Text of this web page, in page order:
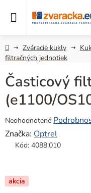
DomovZváracie kukly
filtračných jednotiek
Časticový
(e1100/
Priemerné
hodnotenie
produktu
z
5
Neohodnotené
Značka: Optrel
Kód: 4088.010
akcia